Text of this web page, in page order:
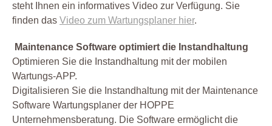
steht Ihnen ein informatives Video zur Verfügung. Sie
finden das Video zum Wartungsplaner hier.
Maintenance Software optimiert die Instandhaltung
Optimieren Sie die Instandhaltung mit der mobilen
Wartungs-APP.
Digitalisieren Sie die Instandhaltung mit der Maintenance
Software Wartungsplaner der HOPPE
Unternehmensberatung. Die Software ermöglicht die